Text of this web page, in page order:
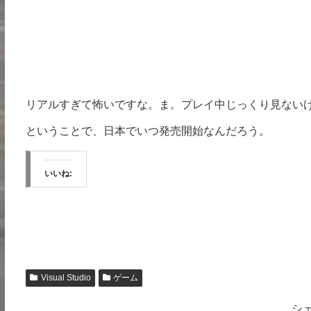
リアルすぎて怖いですな。ま。プレイ中じっくり見ない
ということで、日本でいつ発売開始なんだろう。
いいね:
Visual Studio ゲーム